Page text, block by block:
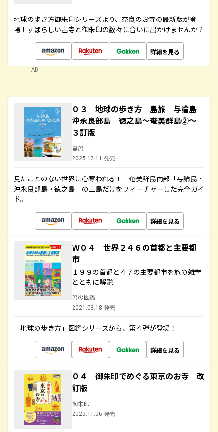
地球の歩き方御朱印シリーズより、奈良のお寺の最新版が登
場！すばらしい古寺と御朱印の数々に合いに出かけませんか？
詳細を見る
AD
０３ 地球の歩き方 島旅 与論島
沖永良部島 徳之島～奄美群島②～
３訂版
島旅
2025.12.11 発売
見たことのない世界に心奪われる！ 奄美群島南部「与論島・
沖永良部島・徳之島」の三島だけをフィーチャーした完全ガイ
ド。
詳細を見る
Ｗ０４ 世界２４６の首都と主要都
市
１９９の首都と４７の主要都市を旅の雑学
とともに解説
旅の図鑑
2021.03.18 発売
「地球の歩き方」図鑑シリーズから、第４弾が登場！
詳細を見る
０４ 御朱印でめぐる東京のお寺 改
訂版
御朱印
2025.11.06 発売